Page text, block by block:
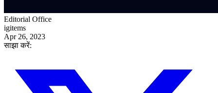
Editorial Office
igitems
Apr 26, 2023
साझा करें: